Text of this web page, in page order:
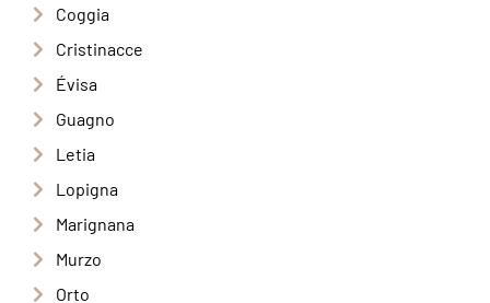
Coggia
Cristinacce
Évisa
Guagno
Letia
Lopigna
Marignana
Murzo
Orto